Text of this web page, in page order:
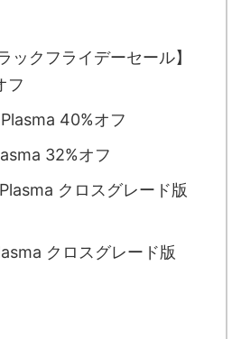
ックフライデーセール】
フ
Plasma 40%オフ
32%オフ
クロスグレード版
クロスグレード版